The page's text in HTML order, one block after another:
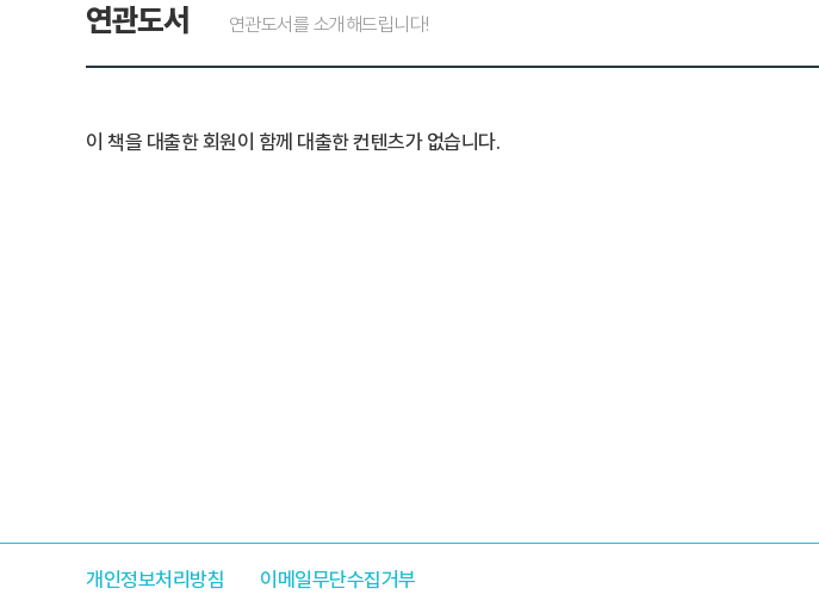
연관도서 연관도서를 소개해드립니다!
이 책을 대출한 회원이 함께 대출한 컨텐츠가 없습니다.
개인정보처리방침 이메일무단수집거부